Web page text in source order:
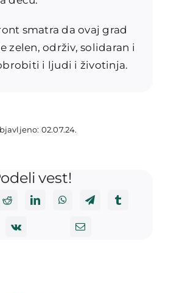
smatra da ovaj grad
zelen, održiv, solidaran i
i ljudi i životinja.
02.07.24.
vest!